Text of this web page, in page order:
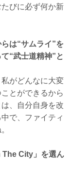
びに必ず何か新
は“サムライ”を
“武士道精神”と
がどんなに大変
とができるから
、自分自身を改
で、ファイティ
City」を選ん